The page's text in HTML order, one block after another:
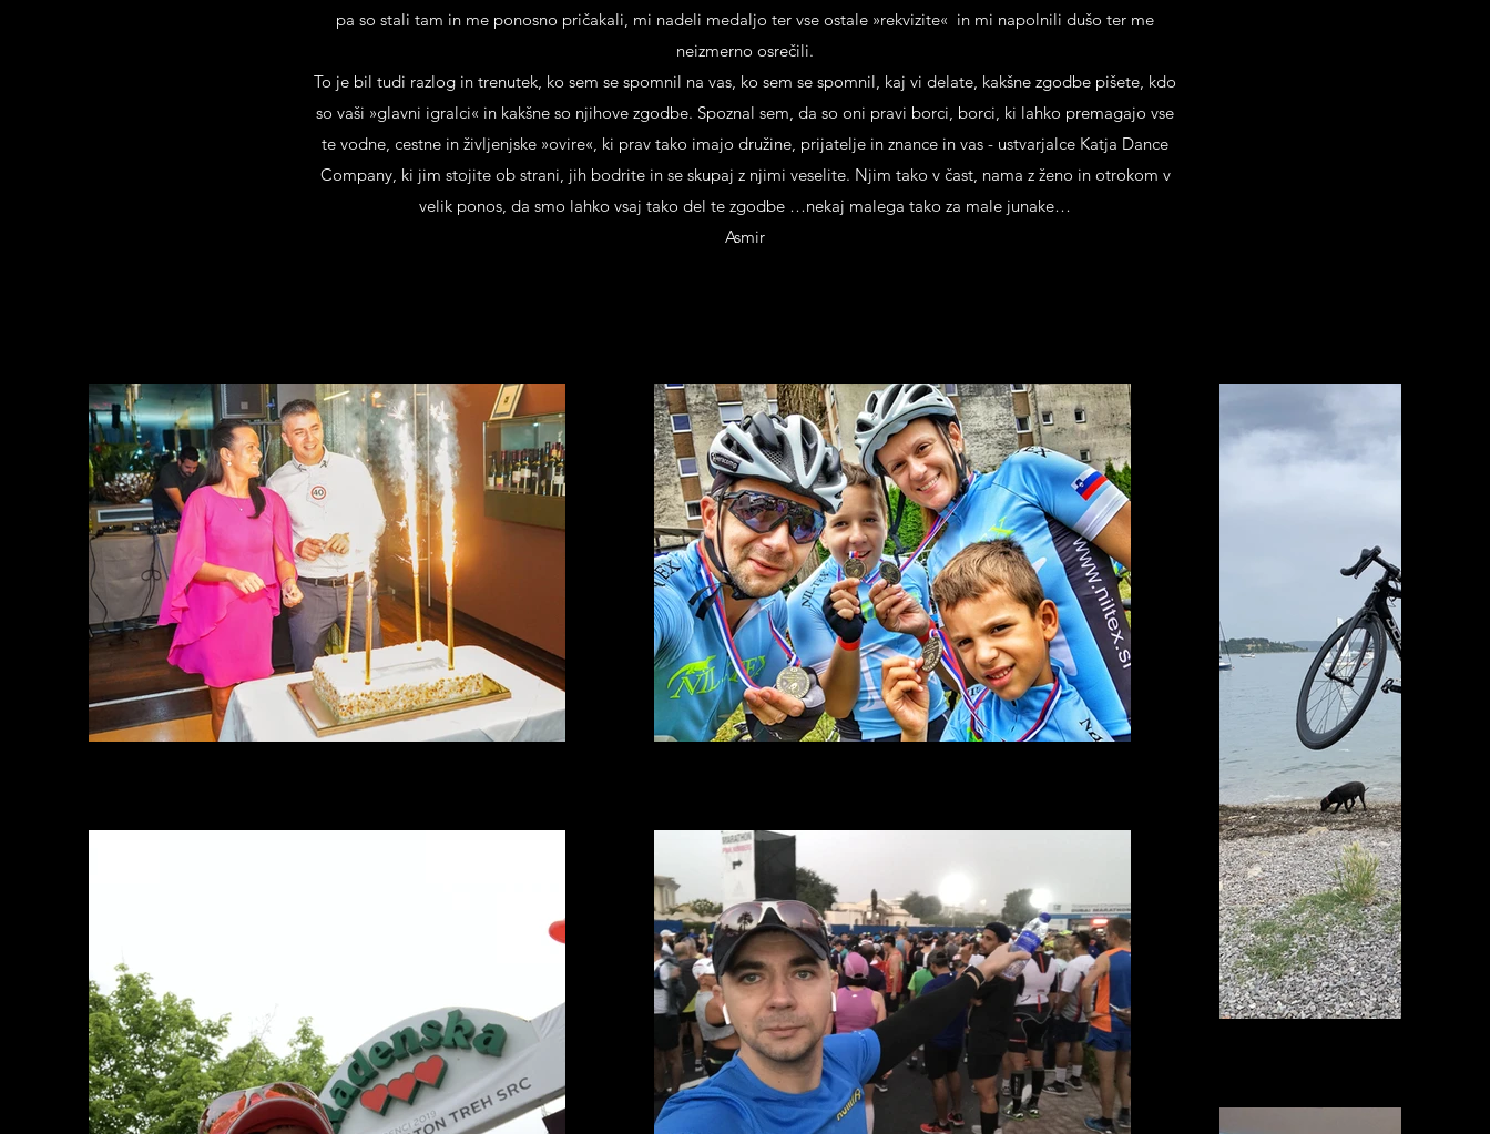
pa so stali tam in me ponosno pričakali, mi nadeli medaljo ter vse ostale »rekvizite« in mi napolnili dušo ter me
neizmerno osrečili.
To je bil tudi razlog in trenutek, ko sem se spomnil na vas, ko sem se spomnil, kaj vi delate, kakšne zgodbe pišete, kdo
so vaši »glavni igralci« in kakšne so njihove zgodbe. Spoznal sem, da so oni pravi borci, borci, ki lahko premagajo vse
te vodne, cestne in življenjske »ovire«, ki prav tako imajo družine, prijatelje in znance in vas - ustvarjalce Katja Dance
Company, ki jim stojite ob strani, jih bodrite in se skupaj z njimi veselite. Njim tako v čast, nama z ženo in otrokom v
velik ponos, da smo lahko vsaj tako del te zgodbe …nekaj malega tako za male junake…
Asmir